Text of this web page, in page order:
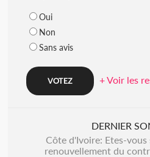
Oui
Non
Sans avis
+ Voir les
DERNIER
Côte d'Ivoire: Etes-
renouvellement du